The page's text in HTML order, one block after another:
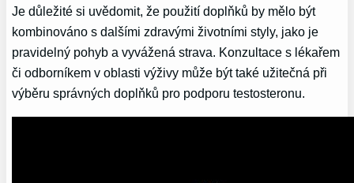
Je důležité si uvědomit, že použití doplňků by mělo být
kombinováno s dalšími zdravými životními styly, jako je
pravidelný pohyb a vyvážená strava. Konzultace s lékařem
či odborníkem v oblasti výživy může být také užitečná při
výběru správných doplňků pro podporu testosteronu.